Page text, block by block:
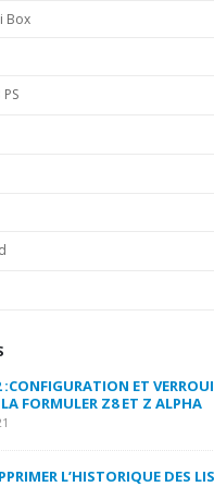
Box
ET
FORMULER Z8 ET Z ALPHA
L’HISTORIQUE DES